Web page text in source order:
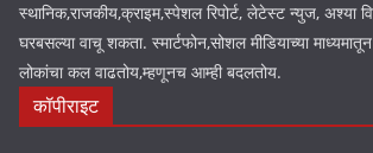
स्थानिक,राजकीय,क्राइम,स्पेशल रिपोर्ट, लेटेस्ट न्युज, अश्या
घरबसल्या वाचू शकता. स्मार्टफोन,सोशल मीडियाच्या माध्यमातून
लोकांचा कल वाढतोय,म्हणूनच आम्ही बदलतोय.
कॉपीराइट